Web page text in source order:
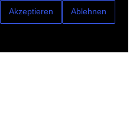
Akzeptieren Ablehnen